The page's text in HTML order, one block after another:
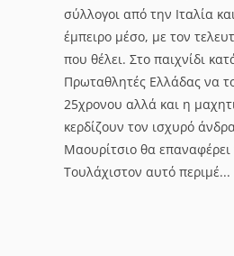
σύλλογοι από την Ιταλία
έμπειρο μέσο, με τον
που θέλει. Στο παιχνίδι
Πρωταθλητές Ελλάδας να
25χρονου αλλά και η
κερδίζουν τον ισχυρό
Μαουρίτσιο θα
Τουλάχιστον αυτό περιμέ...